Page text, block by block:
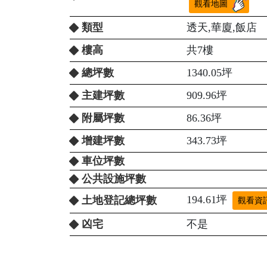
觀看地圖
類型
透天,華廈,飯店
樓高
共7樓
總坪數
1340.05坪
主建坪數
909.96坪
附屬坪數
86.36坪
增建坪數
343.73坪
車位坪數
公共設施坪數
土地登記總坪數
194.61坪 觀看資
凶宅 不是